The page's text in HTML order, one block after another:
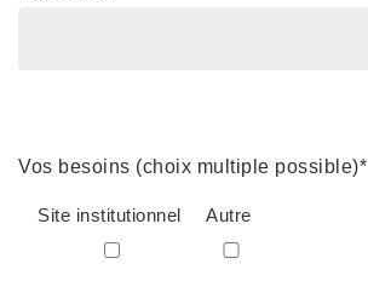
Vos besoins (choix multiple possible)*
Site institutionnel Autre